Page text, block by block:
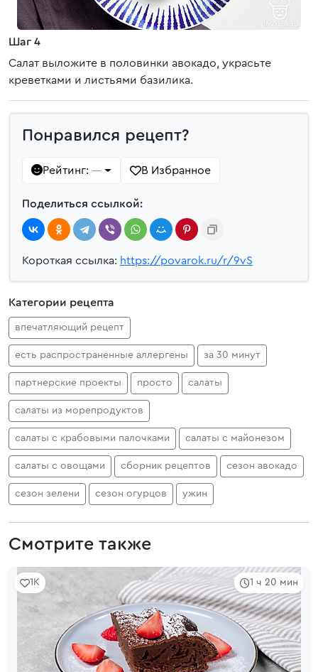
Шаг 4
Салат выложите в половинки авокадо, украсьте
креветками и листьями базилика.
Понравился рецепт?
Рейтинг: — В Избранное
Поделиться ссылкой:
Короткая ссылка: https://povarok.ru/r/9vS
Категории рецепта
впечатляющий рецепт
есть распространенные аллергены за 30 минут
партнерские проекты просто салаты
салаты из морепродуктов
салаты с крабовыми палочками салаты с майонезом
салаты с овощами сборник рецептов сезон авокадо
сезон зелени сезон огурцов ужин
Смотрите также
1 ч 20 мин
1K